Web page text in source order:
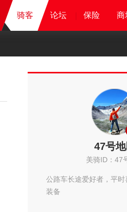
保险 商城
视频 论坛 保险 商
骑客 论坛 保险 商
骑客 论坛 保险 商
47号
美骑ID：47
公路车长途爱好者，平
装备